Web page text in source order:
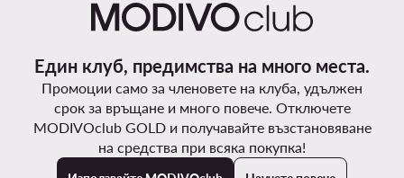
Един клуб, предимства на много места.
Промоции само за членовете на клуба, удължен
срок за връщане и много повече. Отключете
MODIVOclub GOLD и получавайте възстановяване
на средства при всяка покупка!